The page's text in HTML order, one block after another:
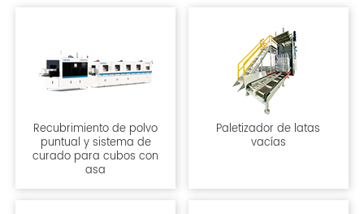
Recubrimiento de polvo
puntual y sistema de
curado para cubos con
asa
Paletizador de latas
vacías